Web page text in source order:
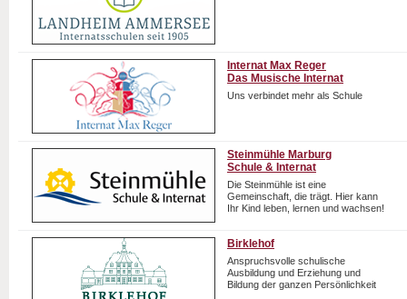
Internat Max Reger
Das Musische Internat
Uns verbindet mehr als Schule
Steinmühle Marburg
Schule & Internat
Die Steinmühle ist eine
Gemeinschaft, die trägt. Hier kann
Ihr Kind leben, lernen und wachsen!
Birklehof
Anspruchsvolle schulische
Ausbildung und Erziehung und
Bildung der ganzen Persönlichkeit